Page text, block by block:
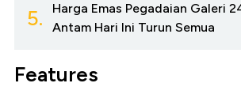
5.
Harga Emas Pegadaian Galeri
Antam Hari Ini Turun Semua
Features